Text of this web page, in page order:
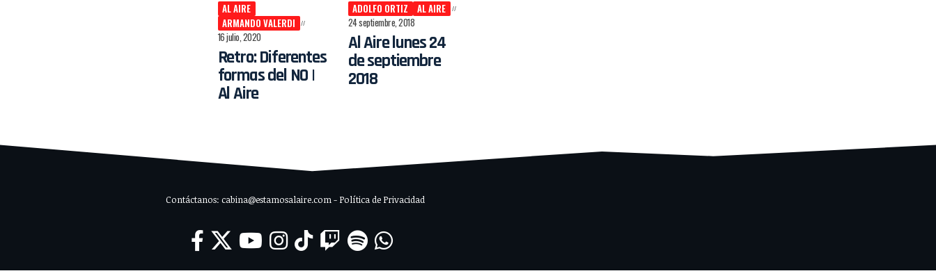
AL AIRE
ARMANDO VALERDI
16 julio, 2020
Retro: Diferentes
formas del NO |
Al Aire
ADOLFO ORTIZ
AL AIRE
24 septiembre, 2018
Al Aire lunes 24
de septiembre
2018
Contáctanos: cabina@estamosalaire.com - Política de Privacidad